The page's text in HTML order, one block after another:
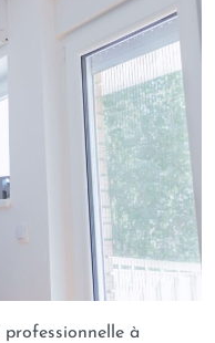
professionnelle à